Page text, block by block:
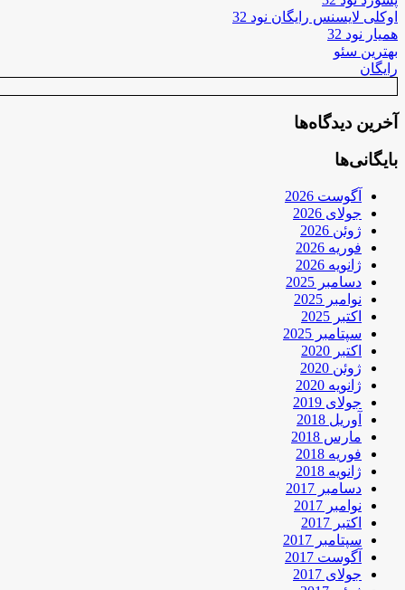
اوکلی لایسنس رایگان نود 32
همیار نود 32
بهترین سئو
رایگان
آخرین دیدگاه‌ها
بایگانی‌ها
آگوست 2026
جولای 2026
ژوئن 2026
فوریه 2026
ژانویه 2026
دسامبر 2025
نوامبر 2025
اکتبر 2025
سپتامبر 2025
اکتبر 2020
ژوئن 2020
ژانویه 2020
جولای 2019
آوریل 2018
مارس 2018
فوریه 2018
ژانویه 2018
دسامبر 2017
نوامبر 2017
اکتبر 2017
سپتامبر 2017
آگوست 2017
جولای 2017